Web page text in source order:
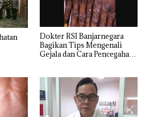
Dokter RSI Banjarnegara
Bagikan Tips Mengenali
Gejala dan Cara Pencegahan